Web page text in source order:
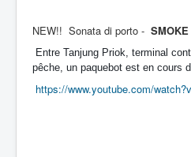
NEW!! Sonata di porto -
Entre Tanjung Priok, terminal
pêche, un paquebot est en cours
https://www.youtube.com/